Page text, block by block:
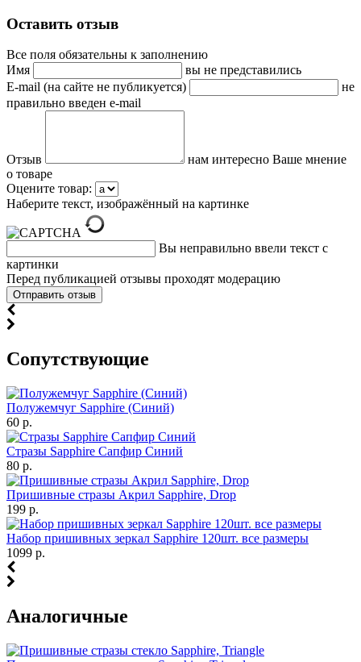
Оставить отзыв
Все поля обязательны к заполнению
Имя
вы не представились
E-mail (на сайте не публикуется)
не
правильно введен e-mail
Отзыв
нам интересно Ваше мнение
о товаре
Оцените товар:
Наберите текст, изображённый на картинке
Вы неправильно ввели текст с
картинки
Перед публикацией отзывы проходят модерацию
Cопутствующие
Полужемчуг Sapphire (Синий)
60 р.
Стразы Sapphire Сапфир Синий
80 р.
Пришивные стразы Акрил Sapphire, Drop
199 р.
Набор пришивных зеркал Sapphire 120шт. все размеры
1099 р.
Аналогичные